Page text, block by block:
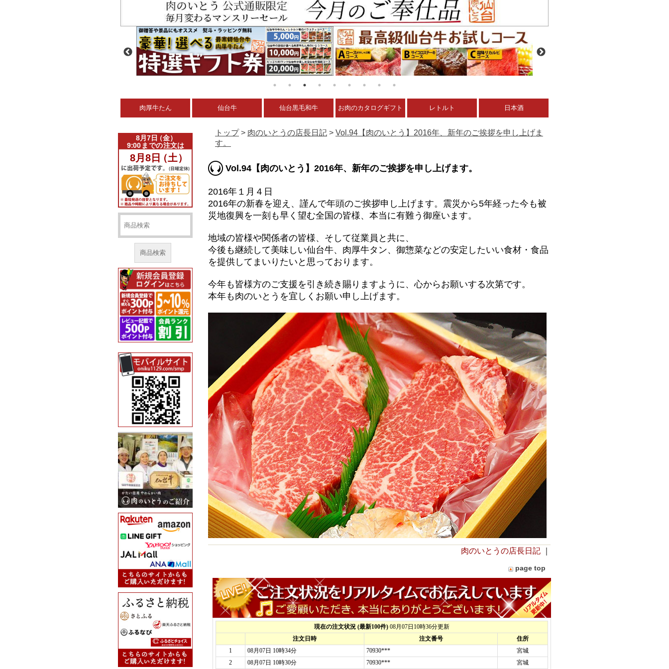
肉厚牛たん 仙台牛 仙台黒毛和牛 お肉のカタログギフト レトルト 日本酒
商品検索
トップ> 肉のいとうの店長日記 > Vol.94【肉のいとう】2016年、新年のご挨拶を申し上げま
す。
Vol.94【肉のいとう】2016年、新年のご挨拶を申し上げます。
2016年１月４日
2016年の新春を迎え、謹んで年頭のご挨拶申し上げます。震災から5年経った今も被
災地復興を一刻も早く望む全国の皆様、本当に有難う御座います。
地域の皆様や関係者の皆様、そして従業員と共に、
今後も継続して美味しい仙台牛、肉厚牛タン、御惣菜などの安定したいい食材・食品
を提供してまいりたいと思っております。
今年も皆様方のご支援を引き続き賜りますように、心からお願いする次第です。
本年も肉のいとうを宜しくお願い申し上げます。
肉のいとうの店長日記
page top